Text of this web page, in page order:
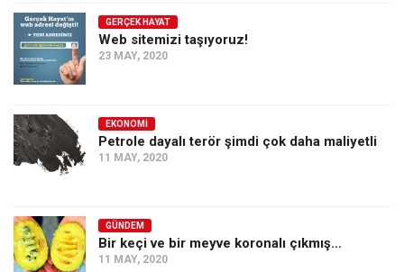
GERÇEK HAYAT
Web sitemizi taşıyoruz!
23 MAY, 2020
EKONOMI
Petrole dayalı terör şimdi çok daha maliyetli
11 MAY, 2020
GÜNDEM
Bir keçi ve bir meyve koronalı çıkmış…
11 MAY, 2020